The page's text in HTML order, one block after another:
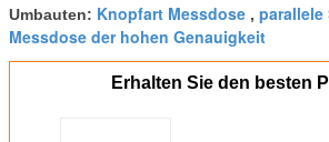
Umbauten: Knopfart Messdose , parallele
Messdose der hohen Genauigkeit
Erhalten Sie den besten